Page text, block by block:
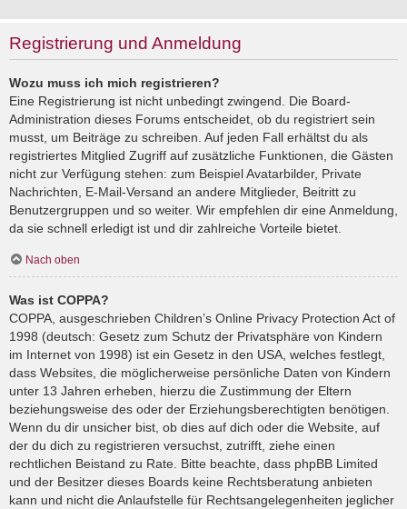
Registrierung und Anmeldung
Wozu muss ich mich registrieren?
Eine Registrierung ist nicht unbedingt zwingend. Die Board-
Administration dieses Forums entscheidet, ob du registriert sein
musst, um Beiträge zu schreiben. Auf jeden Fall erhältst du als
registriertes Mitglied Zugriff auf zusätzliche Funktionen, die Gästen
nicht zur Verfügung stehen: zum Beispiel Avatarbilder, Private
Nachrichten, E-Mail-Versand an andere Mitglieder, Beitritt zu
Benutzergruppen und so weiter. Wir empfehlen dir eine Anmeldung,
da sie schnell erledigt ist und dir zahlreiche Vorteile bietet.
Nach oben
Was ist COPPA?
COPPA, ausgeschrieben Children’s Online Privacy Protection Act of
1998 (deutsch: Gesetz zum Schutz der Privatsphäre von Kindern
im Internet von 1998) ist ein Gesetz in den USA, welches festlegt,
dass Websites, die möglicherweise persönliche Daten von Kindern
unter 13 Jahren erheben, hierzu die Zustimmung der Eltern
beziehungsweise des oder der Erziehungsberechtigten benötigen.
Wenn du dir unsicher bist, ob dies auf dich oder die Website, auf
der du dich zu registrieren versuchst, zutrifft, ziehe einen
rechtlichen Beistand zu Rate. Bitte beachte, dass phpBB Limited
und der Besitzer dieses Boards keine Rechtsberatung anbieten
kann und nicht die Anlaufstelle für Rechtsangelegenheiten jeglicher